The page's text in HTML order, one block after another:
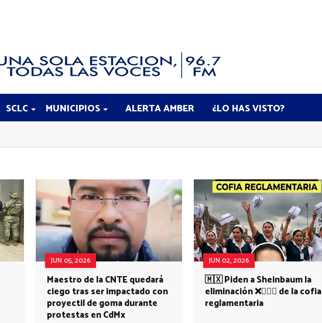
SCLC MUNICIPIOS ALERTA AMBER ¿LO HAS VISTO?
JUN 05, 2026
Maestro de la CNTE quedará
ciego tras ser impactado con
proyectil de goma durante
protestas en CdMx
JUN 02, 2026
🇲🇽 Piden a Sheinbaum la
eliminación ❌👩🏻‍⚕️ de la cofia
reglamentaria